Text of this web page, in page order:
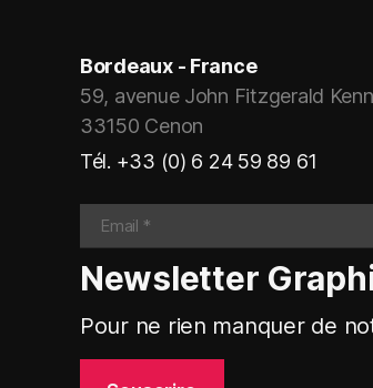
Bordeaux - France
59, avenue John Fitzgerald
33150 Cenon
Tél. +33 (0) 6 24 59 89 61
Newsletter
Pour ne rien manquer de